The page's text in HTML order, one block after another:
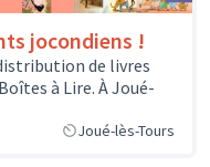
jocondiens !
de livres
à Lire. À Joué-
Joué-lès-Tours